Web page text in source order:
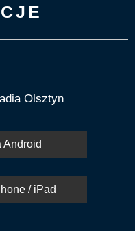
Olsztyn
Android
/ iPad